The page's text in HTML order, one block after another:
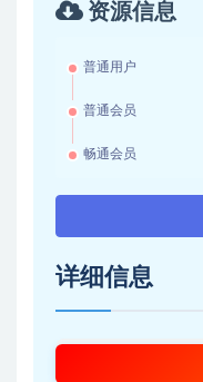
资源信息
普通用户
普通会员
畅通会员
详细信息